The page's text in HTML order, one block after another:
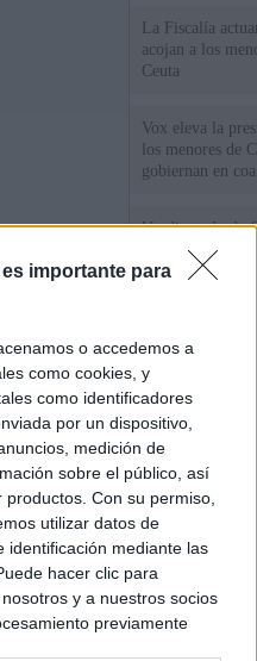
importante para
o accedemos a
como cookies, y
como identificadores
por un dispositivo,
medición de
sobre el público, así
Con su permiso,
utilizar datos de
identificación mediante las
hacer clic para
y a nuestros socios
previamente
La Fiscalía
acojan a los
Ceuta
Vox eleva la
los menores de
gobiernan en
Un diputado de
ante la Fiscalía
los inmigrantes”
ministros
de Ceuta
y Cookies